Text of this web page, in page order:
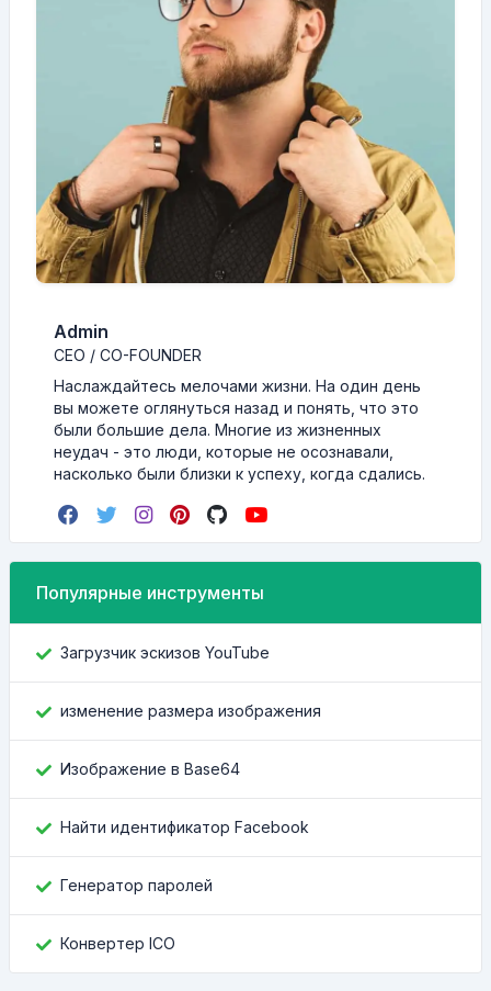
Admin
CEO / CO-FOUNDER
Наслаждайтесь мелочами жизни. На один день
вы можете оглянуться назад и понять, что это
были большие дела. Многие из жизненных
неудач - это люди, которые не осознавали,
насколько были близки к успеху, когда сдались.
Популярные инструменты
Загрузчик эскизов YouTube
изменение размера изображения
Изображение в Base64
Найти идентификатор Facebook
Генератор паролей
Конвертер ICO